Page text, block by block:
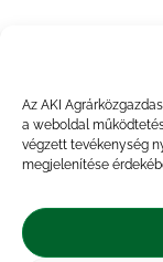
Az AKI
a weboldal
végzett tevékenység
megjelenítése